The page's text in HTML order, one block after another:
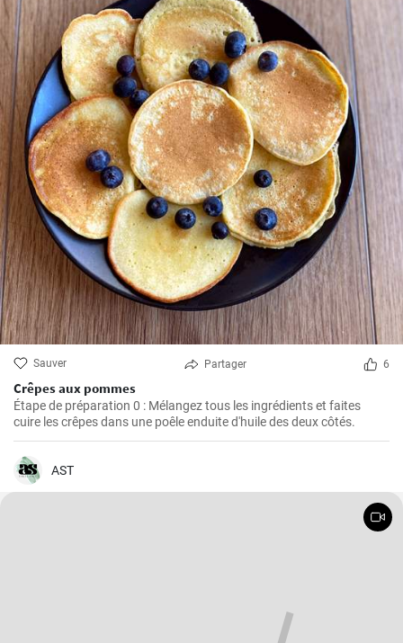
Sauver Partager 6
Crêpes aux pommes
Étape de préparation 0 : Mélangez tous les ingrédients et faites
cuire les crêpes dans une poêle enduite d'huile des deux côtés.
AST